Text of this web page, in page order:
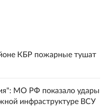
КБР пожарные тушат
МО РФ показало удары
инфраструктуре ВСУ